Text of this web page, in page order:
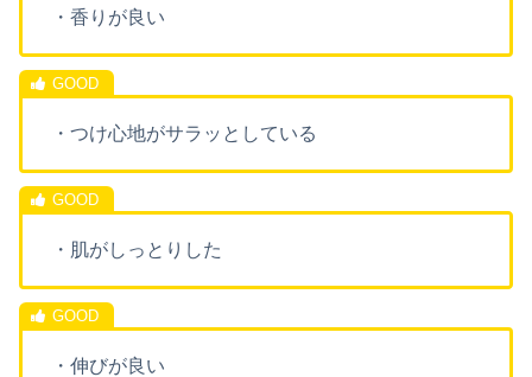
・香りが良い
・つけ心地がサラッとしている
・肌がしっとりした
・伸びが良い